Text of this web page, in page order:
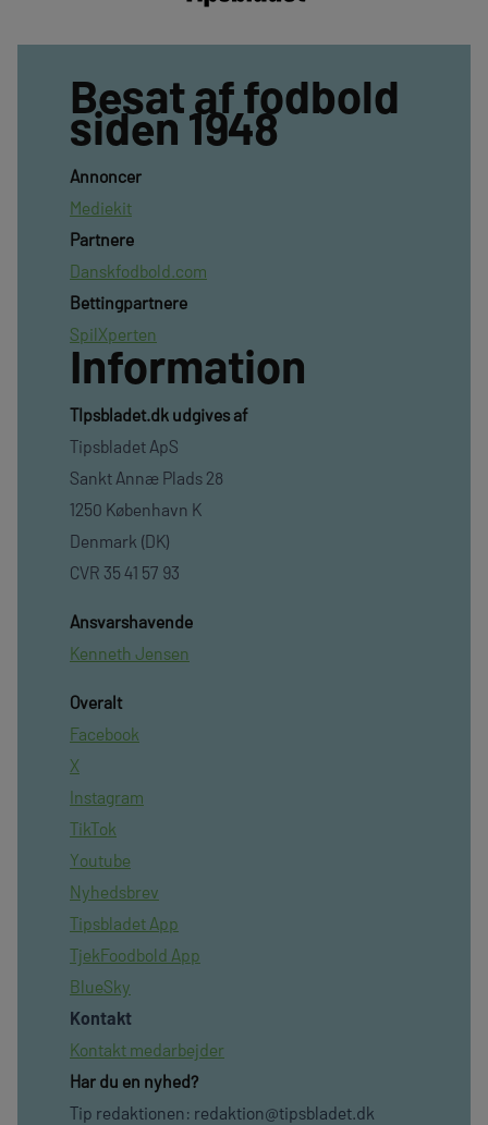
Besat af fodbold
siden 1948
Annoncer
Mediekit
Partnere
Danskfodbold.com
Bettingpartnere
SpilXperten
Information
TIpsbladet.dk udgives af
Tipsbladet ApS
Sankt Annæ Plads 28
1250 København K
Denmark (DK)
CVR 35 41 57 93
Ansvarshavende
Kenneth Jensen
Overalt
Facebook
X
Instagram
TikTok
Youtube
Nyhedsbrev
Tipsbladet App
TjekFoodbold App
BlueSky
Kontakt
Kontakt medarbejder
Har du en nyhed?
Tip redaktionen: redaktion@tipsbladet.dk